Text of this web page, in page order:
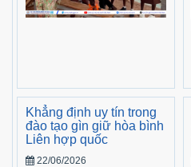
Khẳng định uy tín trong
đào tạo gìn giữ hòa bình
Liên hợp quốc
22/06/2026